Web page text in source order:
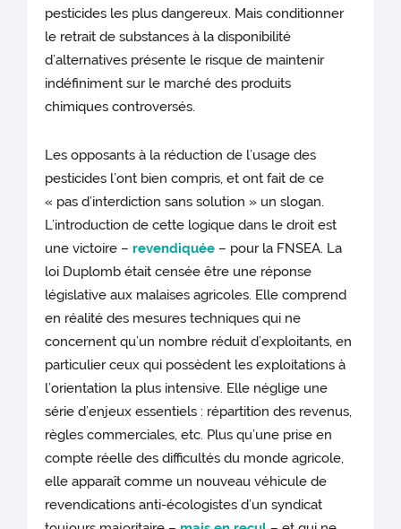
pesticides les plus dangereux. Mais conditionner
le retrait de substances à la disponibilité
d’alternatives présente le risque de maintenir
indéfiniment sur le marché des produits
chimiques controversés.
Les opposants à la réduction de l’usage des
pesticides l’ont bien compris, et ont fait de ce
« pas d’interdiction sans solution » un slogan.
L’introduction de cette logique dans le droit est
une victoire – revendiquée – pour la FNSEA. La
loi Duplomb était censée être une réponse
législative aux malaises agricoles. Elle comprend
en réalité des mesures techniques qui ne
concernent qu’un nombre réduit d’exploitants, en
particulier ceux qui possèdent les exploitations à
l’orientation la plus intensive. Elle néglige une
série d’enjeux essentiels : répartition des revenus,
règles commerciales, etc. Plus qu’une prise en
compte réelle des difficultés du monde agricole,
elle apparaît comme un nouveau véhicule de
revendications anti-écologistes d’un syndicat